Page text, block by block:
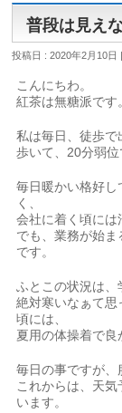
普段は見え
投稿日 : 2020年2月10日
こんにちわ。
紅茶は無糖派です
私は毎日、徒歩で
歩いて、20分弱位
毎日暖かい格好
く、
会社に着く頃には
でも、業務が始
です。
ふとこの状況は、
絶対寒いなぁて思
頃には、
夏用の体操着で良
毎日の事ですが、
これからは、天
います。